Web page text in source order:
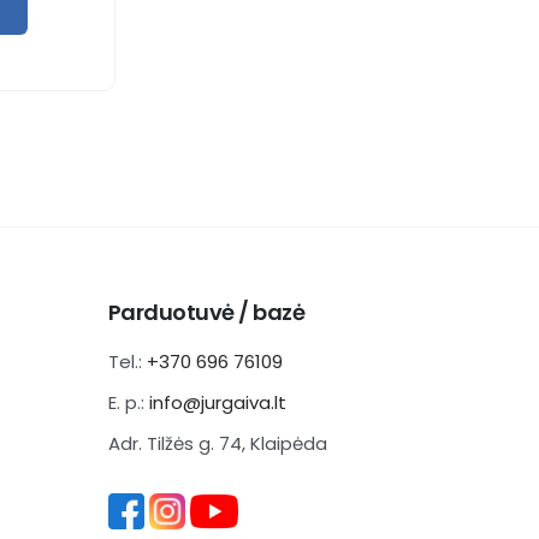
Parduotuvė / bazė
Tel.: +370 696 76109
E. p.: info@jurgaiva.lt
Adr. Tilžės g. 74, Klaipėda